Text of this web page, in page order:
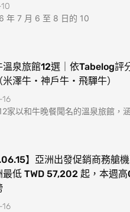
年 7 月 6 至 8 日的 10
溫泉旅館12選｜依Tabelog評
澤牛・神戶牛・飛驒牛）
家以和牛晚餐聞名的溫泉旅館，
】亞洲出發促銷商務艙
最低 TWD 57,202 起，本週